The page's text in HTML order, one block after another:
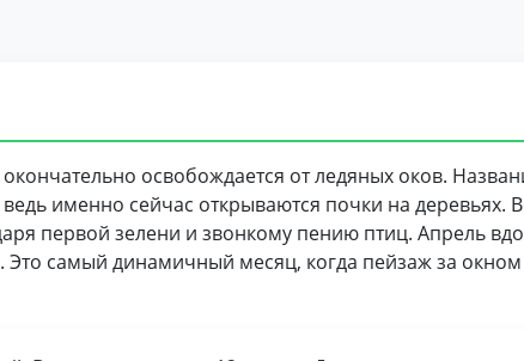
освобождается от ледяных оков.
именно сейчас открываются почки на деревьях.
первой зелени и звонкому пению птиц. Апрель
Это самый динамичный месяц, когда пейзаж за